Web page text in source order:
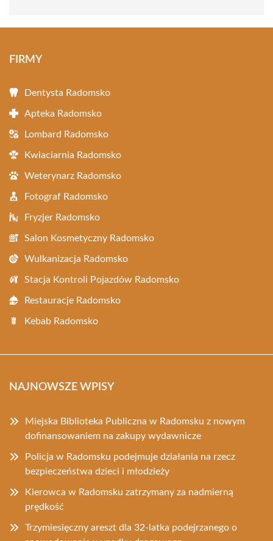
FIRMY
Dentysta Radomsko
Apteka Radomsko
Lombard Radomsko
Kwiaciarnia Radomsko
Weterynarz Radomsko
Fotograf Radomsko
Fryzjer Radomsko
Salon Kosmetyczny Radomsko
Wulkanizacja Radomsko
Stacja Kontroli Pojazdów Radomsko
Restauracje Radomsko
Kebab Radomsko
NAJNOWSZE WPISY
Miejska Biblioteka Publiczna w Radomsku z nowym
dofinansowaniem na zakupy wydawnicze
Policja w Radomsku podejmuje działania na rzecz
bezpieczeństwa dzieci i młodzieży
Kierowca w Radomsku zatrzymany za nadmierną
prędkość
Trzymiesięczny areszt dla 32-latka podejrzanego o